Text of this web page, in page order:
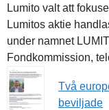
Lumito valt att
Lumitos aktie
under namnet
Fondkommission,
Två
beviljade